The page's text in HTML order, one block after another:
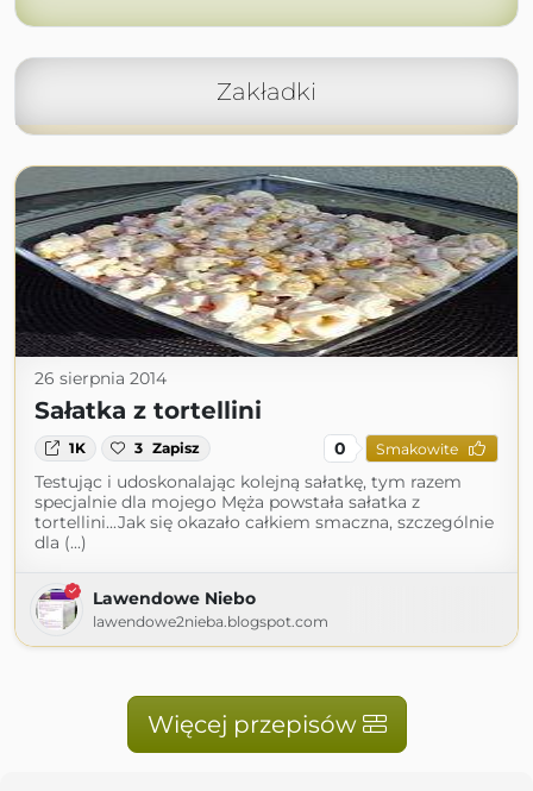
Zakładki
26 sierpnia 2014
Sałatka z tortellini
1K 3 Zapisz 0 Smakowite
Testując i udoskonalając kolejną sałatkę, tym razem
specjalnie dla mojego Męża powstała sałatka z
tortellini...Jak się okazało całkiem smaczna, szczególnie
dla (...)
Lawendowe Niebo
lawendowe2nieba.blogspot.com
Więcej przepisów